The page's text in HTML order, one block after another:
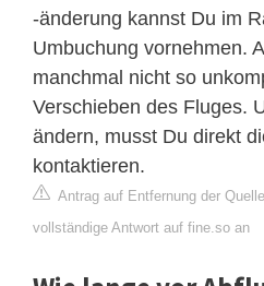
-änderung kannst Du im
Umbuchung vornehmen.
manchmal nicht so
Verschieben des Fluges.
ändern, musst Du direkt
kontaktieren.
Antrag auf Entfernung der Quelle
vollständige Antwort auf fine.so an